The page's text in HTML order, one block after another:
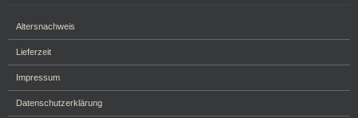
Altersnachweis
Lieferzeit
Impressum
Datenschutzerklärung